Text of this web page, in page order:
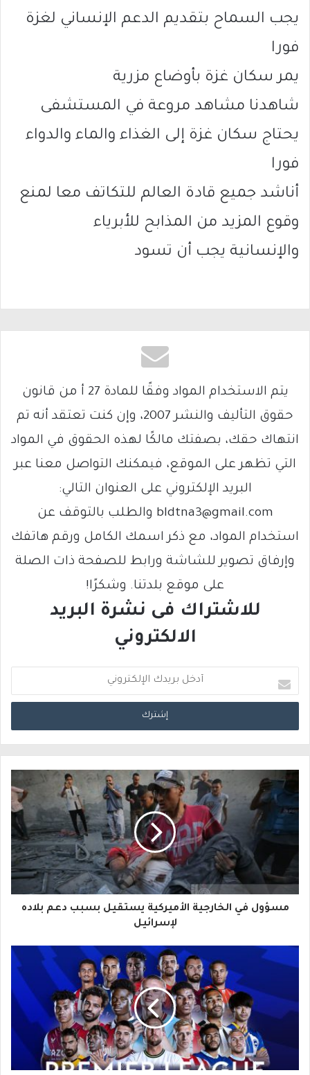
يجب السماح بتقديم الدعم الإنساني لغزة
فورا
يمر سكان غزة بأوضاع مزرية
شاهدنا مشاهد مروعة في المستشفى
يحتاج سكان غزة إلى الغذاء والماء والدواء
فورا
أناشد جميع قادة العالم للتكاتف معا لمنع
وقوع المزيد من المذابح للأبرياء
والإنسانية يجب أن تسود
يتم الاستخدام المواد وفقًا للمادة 27 أ من قانون
حقوق التأليف والنشر 2007، وإن كنت تعتقد أنه تم
انتهاك حقك، بصفتك مالكًا لهذه الحقوق في المواد
التي تظهر على الموقع، فيمكنك التواصل معنا عبر
البريد الإلكتروني على العنوان التالي:
bldtna3@gmail.com والطلب بالتوقف عن
استخدام المواد، مع ذكر اسمك الكامل ورقم هاتفك
وإرفاق تصوير للشاشة ورابط للصفحة ذات الصلة
على موقع بلدتنا. وشكرًا!
للاشتراك فى نشرة البريد
الالكتروني
د
خ
ر
د
ك
ا
إ
ل
مسؤول في الخارجية الأميركية يستقيل بسبب دعم بلاده
لإسرائيل